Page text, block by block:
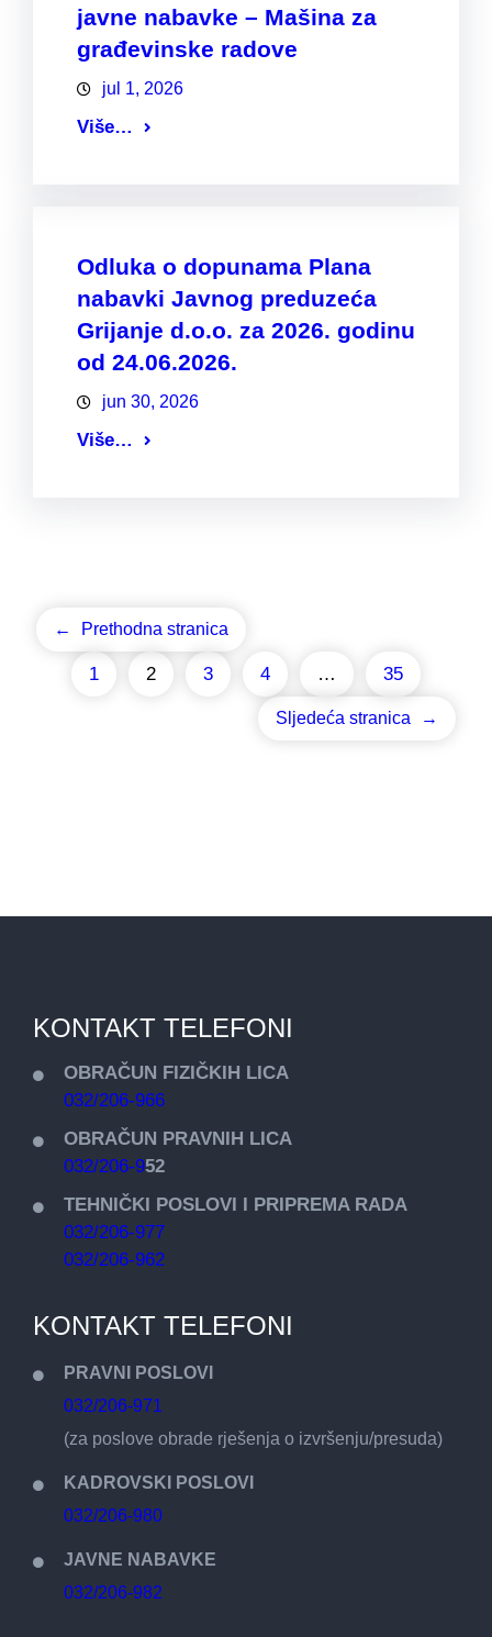
javne nabavke – Mašina za
građevinske radove
jul 1, 2026
Više…
Odluka o dopunama Plana
nabavki Javnog preduzeća
Grijanje d.o.o. za 2026. godinu
od 24.06.2026.
jun 30, 2026
Više…
← Prethodna stranica
1 2 3 4 … 35
Sljedeća stranica →
KONTAKT TELEFONI
OBRAČUN FIZIČKIH LICA
032/206-966
OBRAČUN PRAVNIH LICA
032/206-952
TEHNIČKI POSLOVI I PRIPREMA RADA
032/206-977
032/206-962
KONTAKT TELEFONI
PRAVNI POSLOVI
032/206-971
(za poslove obrade rješenja o izvršenju/presuda)
KADROVSKI POSLOVI
032/206-980
JAVNE NABAVKE
032/206-982